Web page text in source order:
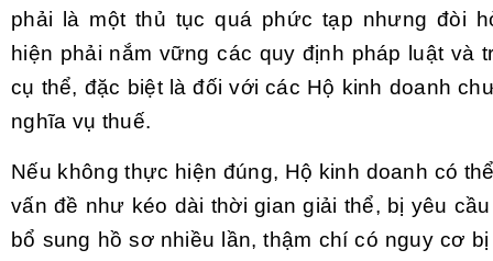
phải là một thủ tục quá phức tạp nhưng đòi
hiện phải nắm vững các quy định pháp luật và
cụ thể, đặc biệt là đối với các Hộ kinh doanh
nghĩa vụ thuế.
Nếu không thực hiện đúng, Hộ kinh doanh có
vấn đề như kéo dài thời gian giải thể, bị yêu
bổ sung hồ sơ nhiều lần, thậm chí có nguy cơ